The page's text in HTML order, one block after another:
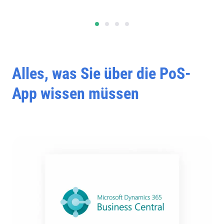
Alles, was Sie über die PoS-
App wissen müssen